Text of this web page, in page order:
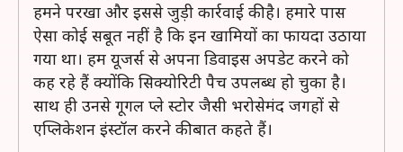
हमने परखा और इससे जुड़ी कार्रवाई की है। हमारे पास
ऐसा कोई सबूत नहीं है कि इन खामियों का फायदा उठाया
गया था। हम यूजर्स से अपना डिवाइस अपडेट करने को
कह रहे हैं क्योंकि सिक्योरिटी पैच उपलब्ध हो चुका है।
साथ ही उनसे गूगल प्ले स्टोर जैसी भरोसेमंद जगहों से
एप्लिकेशन इंस्टॉल करने की बात कहते हैं।